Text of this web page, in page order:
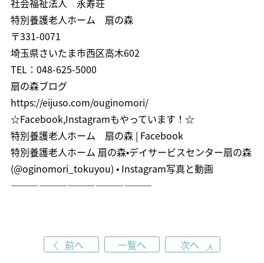
社会福祉法人 永寿荘
特別養護老人ホーム 扇の森
〒331-0071
埼玉県さいたま市西区高木602
TEL：048-625-5000
扇の森ブログ
https://eijuso.com/ouginomori/
☆Facebook,Instagramもやっています！☆
特別養護老人ホーム 扇の森 | Facebook
特別養護老人ホーム 扇の森•デイサービスセンター扇の森
(@oginomori_tokuyou) • Instagram写真と動画
———————————————
前へ 一覧へ 次へ